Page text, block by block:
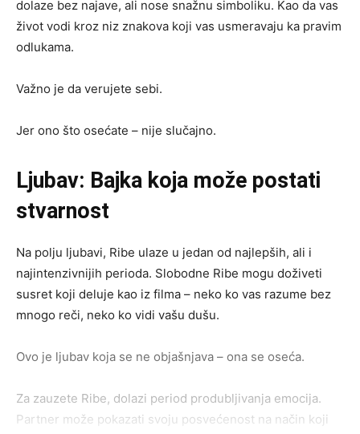
dolaze bez najave, ali nose snažnu simboliku. Kao da vas
život vodi kroz niz znakova koji vas usmeravaju ka pravim
odlukama.
Važno je da verujete sebi.
Jer ono što osećate – nije slučajno.
Ljubav: Bajka koja može postati
stvarnost
Na polju ljubavi, Ribe ulaze u jedan od najlepših, ali i
najintenzivnijih perioda. Slobodne Ribe mogu doživeti
susret koji deluje kao iz filma – neko ko vas razume bez
mnogo reči, neko ko vidi vašu dušu.
Ovo je ljubav koja se ne objašnjava – ona se oseća.
Za zauzete Ribe, dolazi period produbljivanja emocija.
Partner može pokazati svoju posvećenost na način koji